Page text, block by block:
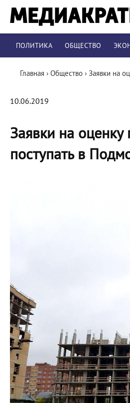
ПОЛИТИКА ОБЩЕСТВО
Главная › Общество › Заявки на
10.06.2019
Заявки на оценку
поступать в